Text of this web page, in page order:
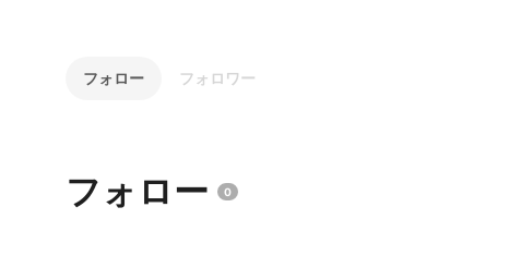
フォロー フォロワー
フォロー 0